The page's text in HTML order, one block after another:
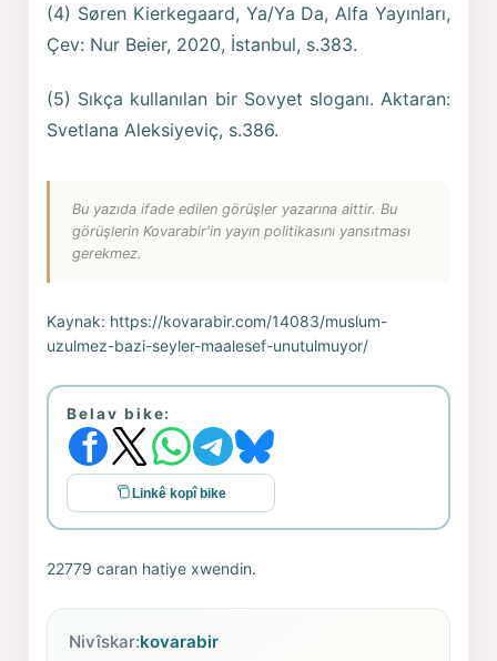
(4) Søren Kierkegaard, Ya/Ya Da, Alfa Yayınları,
Çev: Nur Beier, 2020, İstanbul, s.383.
(5) Sıkça kullanılan bir Sovyet sloganı. Aktaran:
Svetlana Aleksiyeviç, s.386.
Bu yazıda ifade edilen görüşler yazarına aittir. Bu
görüşlerin Kovarabir'in yayın politikasını yansıtması
gerekmez.
Kaynak: https://kovarabir.com/14083/muslum-
uzulmez-bazi-seyler-maalesef-unutulmuyor/
Belav bike:
Linkê kopî bike
22779 caran hatiye xwendin.
Nivîskar:kovarabir